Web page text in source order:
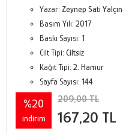
Yazar: Zeynep Sati Yalçın
Basım Yılı: 2017
Baskı Sayısı: 1
Cilt Tipi: Ciltsiz
Kağıt Tipi: 2. Hamur
Sayfa Sayısı: 144
%20
indirim
209,00 TL
167,20 TL